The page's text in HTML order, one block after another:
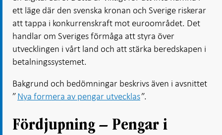
ett läge där den svenska kronan och Sverige riskerar
att tappa i konkurrenskraft mot euroområdet. Det
handlar om Sveriges förmåga att styra över
utvecklingen i vårt land och att stärka beredskapen i
betalningssystemet.
Bakgrund och bedömningar beskrivs även i avsnittet
”Nya formera av pengar utvecklas”.
Fördjupning – Pengar i